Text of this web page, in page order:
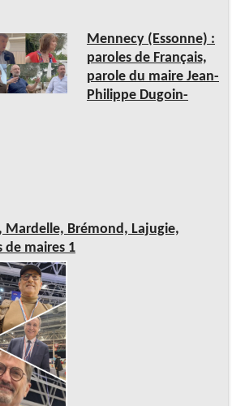
Mennecy (Essonne) :
paroles de Français,
parole du maire Jean-
Philippe Dugoin-
Mardelle, Brémond, Lajugie,
de maires 1